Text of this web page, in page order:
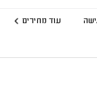
עוד מחירים